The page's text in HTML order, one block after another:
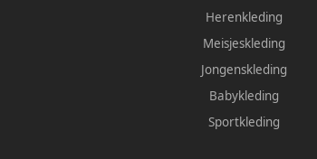
Herenkleding
Meisjeskleding
Jongenskleding
Babykleding
Sportkleding